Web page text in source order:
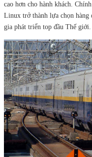
cao hơn cho hành khách.
Linux trở thành lựa chọn hàng
gia phát triển top đầu Thế giới.